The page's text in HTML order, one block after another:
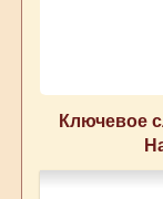
Ключевое